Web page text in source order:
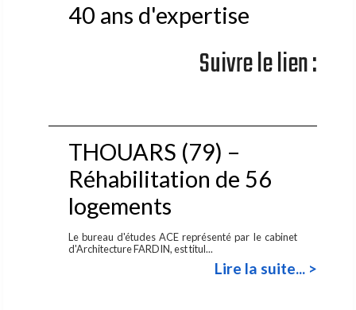
40 ans d'expertise
Suivre le lien :
THOUARS (79) –
Réhabilitation de 56
logements
Le bureau d'études ACE représenté par le cabinet
d'Architecture FARDIN, est titul...
Lire la suite... >